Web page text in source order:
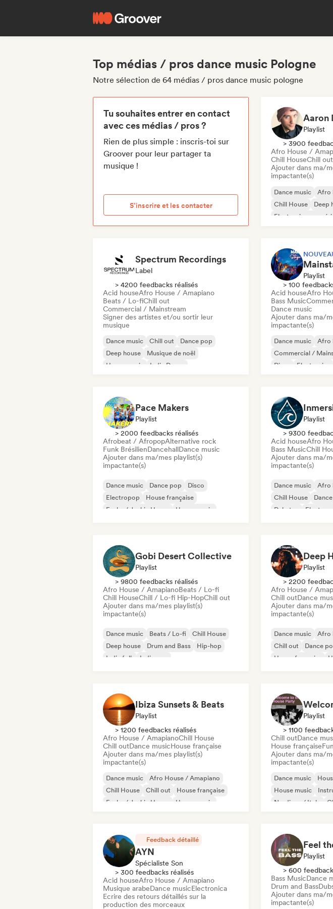
Top médias / pros dance music Pologne
Notre sélection de 64 médias / pros dance music pologne
Tu souhaites entrer en contact
avec ces médias / pros ?
Rien de plus simple : inscris-toi sur
Groover pour leur partager ta
musique !
S’inscrire et les contacter
Playlist
> 3900
Afro House /
Chill HouseChill out
Ajouter dans ma/
impactante(s)
Dance music
Afro
Chill House
Deep
Electronique
Spectrum Recordings
Label
> 4200 feedbacks réalisés
Acid houseAfro House / Amapiano
Beats / Lo-fiChill out
Commercial / Mainstream
Signer des artistes et/ou sortir leur
musique
Dance music Chill out
Dance pop
Deep house
Musique de noël
House music
Indie Dance
Playlist
> 100
Acid houseAfro
Bass Music
Dance music
Ajouter dans ma/
impactante(s)
Dance music
Afro
Commercial /
Disco
Electronica
Pace Makers
Playlist
> 2000 feedbacks réalisés
Afrobeat / AfropopAlternative rock
Funk BrésilienDancehallDance music
Ajouter dans ma/mes playlist(s)
impactante(s)
Dance music Dance pop
Disco
Electropop
House française
Funky / Jackin House
House music
Playlist
> 9300
Acid houseAfro
Bass MusicChill
Ajouter dans ma/
impactante(s)
Dance music
Afro
Chill House
Dubstep
Gobi Desert Collective
Playlist
> 9800 feedbacks réalisés
Afro House / AmapianoBeats / Lo-fi
Chill HouseChill / Lo-fi Hip-HopChill out
Ajouter dans ma/mes playlist(s)
impactante(s)
Dance music Beats / Lo-fi
Chill House
Deep house
Drum and Bass
Hip-hop
Indie folk
Indie pop
Deep
Playlist
> 2200
Afro House /
Chill outDance
Ajouter dans ma/
impactante(s)
Dance music
Afro
Chill out
Dance
House française
Ibiza Sunsets & Beats
Playlist
> 1200 feedbacks réalisés
Afro House / AmapianoChill House
Chill outDance musicHouse française
Ajouter dans ma/mes playlist(s)
impactante(s)
Dance music
Afro House / Amapiano
Chill House
Chill out
House française
Funky / Jackin House
House music
Playlist
> 1100
Chill outDance
House française
Ajouter dans ma/
impactante(s)
Dance music
House music
Nu-disco / Italo
Feedback détaillé
AYN
Spécialiste Son
> 300 feedbacks réalisés
Acid houseAfro House / Amapiano
Musique arabeDance musicElectronica
Ecrire des retours détaillés sur la
production des morceaux
Feel
Playlist
> 600
Bass MusicDance
Drum and Bass
Ajouter dans ma/
impactante(s)